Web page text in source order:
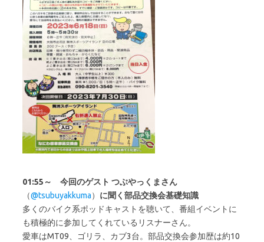
01:55～ 今回のゲスト つぶやっくまさん
（@tsubuyakkuma） に聞く部品交換会基礎知識
多くのバイク系ポッドキャストを聴いて、番組イベントに
も積極的に参加してくれているリスナーさん。
愛車はMT09、ゴリラ、カブ3台。部品交換会参加歴は約10